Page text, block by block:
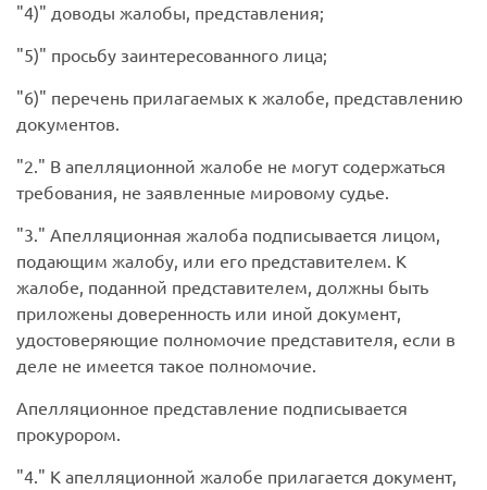
4)
доводы жалобы, представления;
5)
просьбу заинтересованного лица;
6)
перечень прилагаемых к жалобе, представлению
документов.
2.
В апелляционной жалобе не могут содержаться
требования, не заявленные мировому судье.
3. Апелляционная жалоба подписывается лицом,
подающим жалобу, или его представителем. К
жалобе, поданной представителем, должны быть
приложены доверенность или иной документ,
удостоверяющие полномочие представителя, если в
деле не имеется такое полномочие.
Апелляционное представление подписывается
прокурором.
4.
К апелляционной жалобе прилагается документ,